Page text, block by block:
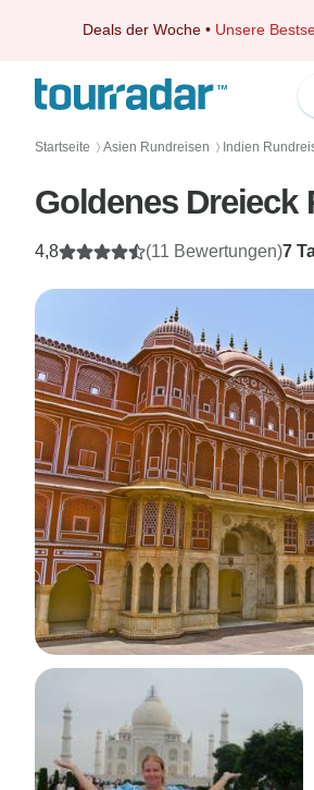
Deals der Woche • Unsere
Startseite 〉 Asien Rundreisen 〉 Indien
Goldenes Dreieck
7
4,8 (11 Bewertungen)